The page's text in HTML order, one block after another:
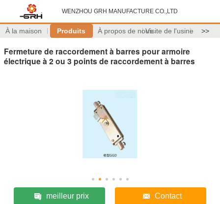
WENZHOU GRH MANUFACTURE CO.,LTD
À la maison Produits À propos de nousVisite de l'usine >>
Fermeture de raccordement à barres pour armoire
électrique à 2 ou 3 points de raccordement à barres
meilleur prix Contact